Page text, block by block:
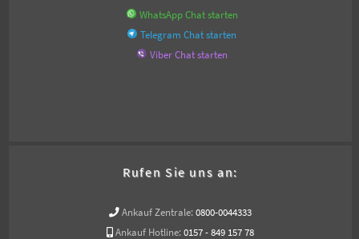
WhatsApp Chat starten
Telegram Chat starten
Viber Chat starten
Rufen Sie uns an:
Ankauf Zentrale: 0800-0044333
Ankauf Hotline: 0157 - 849 157 78